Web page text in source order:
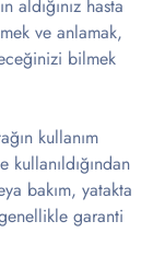
aldığınız hasta
ve anlamak,
bilmek
kullanım
kullanıldığından
bakım, yatakta
garanti